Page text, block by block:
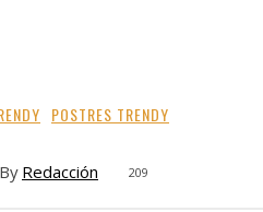
POSTRES TRENDY
By Redacción 209